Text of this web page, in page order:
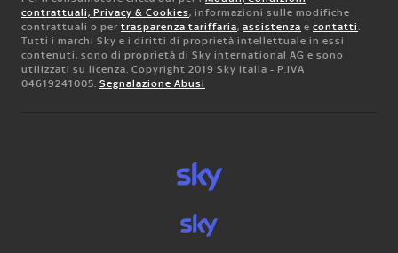
contrattuali, Privacy & Cookies, informazioni sulle modifiche
contrattuali o per trasparenza tariffaria, assistenza e contatti.
Tutti i marchi Sky e i diritti di proprietà intellettuale in essi
contenuti, sono di proprietà di Sky international AG e sono
utilizzati su licenza. Copyright 2019 Sky Italia - P.IVA
04619241005. Segnalazione Abusi